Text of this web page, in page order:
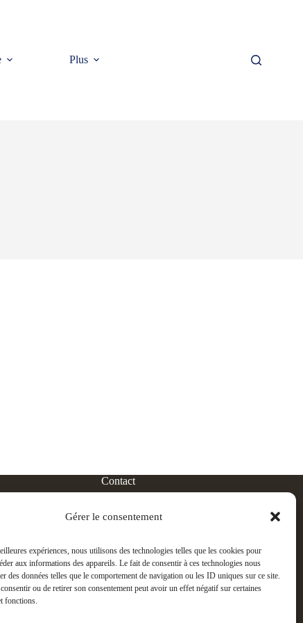
Gérer le consentement
expériences, nous utilisons des technologies telles que les cookies pour
aux informations des appareils. Le fait de consentir à ces technologies nous
des données telles que le comportement de navigation ou les ID uniques sur ce site.
ou de retirer son consentement peut avoir un effet négatif sur certaines
fonctions.
Plus
Contact
38190 Froges / Isère
06 07 04 33 97
entre.en.scene.theatre@gmail.com